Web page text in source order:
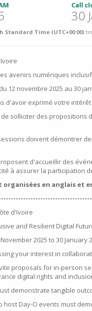
Call
30
Standard Time (UTC+00:00)
avenirs numériques
12 novembre 2025 au 30
d'avoir exprimé votre
solliciter des propositions
doivent démontrer
d'accueillir des
à assurer la participation
organisées en anglais et
d'Ivoire
and Resilient Digital
2025 to 30 January
your interest in
proposals for in-person
digital rights and
demonstrate tangible
host Day-O events must